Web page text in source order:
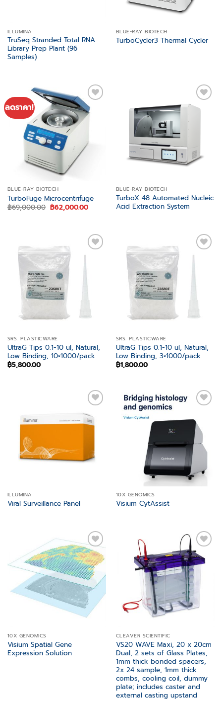
ILLUMINA
TruSeq Stranded Total RNA
Library Prep Plant (96
Samples)
BLUE-RAY BIOTECH
TurboCycler3 Thermal Cycler
ลดราคา! Add to
wishlist
BLUE-RAY BIOTECH
TurboFuge Microcentrifuge
฿69,000.00 Original
price
฿62,000.00Current
Add to
BLUE-RAY BIOTECH
TurboX 48 Automated Nucleic
Acid Extraction System
Add to
SRS. PLASTICWARE
UltraG Tips 0.1-10 ul, Natural,
Low Binding, 10×1000/pack
฿5,800.00
Add to
SRS. PLASTICWARE
UltraG Tips 0.1-10 ul, Natural,
Low Binding, 3×1000/pack
฿1,800.00
Add to
wishlist
ILLUMINA
Viral Surveillance Panel
wishlist
10X GENOMICS
Visium CytAssist
Add to
wishlist
10X GENOMICS
Visium Spatial Gene
Expression Solution
Add to
wishlist
CLEAVER SCIENTIFIC
VS20 WAVE Maxi, 20 x 20cm
Dual, 2 sets of Glass Plates,
1mm thick bonded spacers,
2x 24 sample, 1mm thick
combs, cooling coil, dummy
plate; includes caster and
external casting upstand